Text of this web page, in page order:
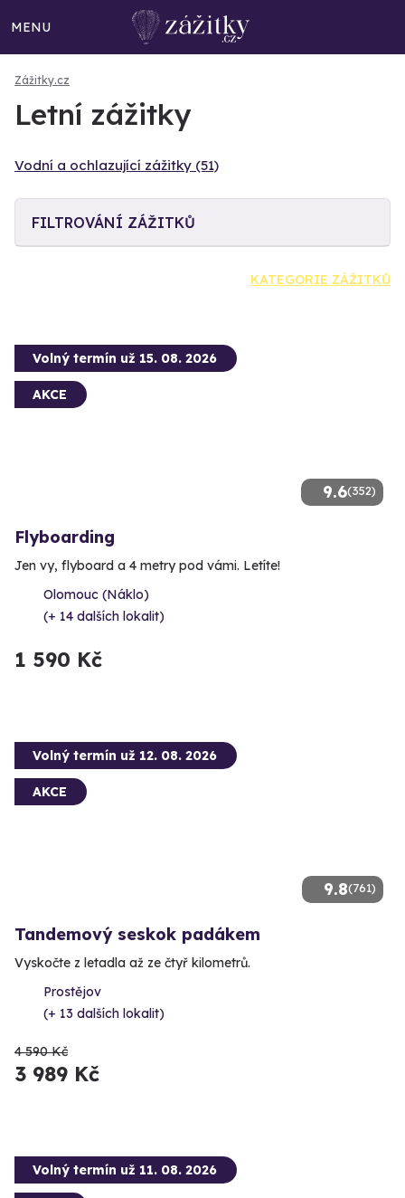
MENU
Zážitky.cz
Letní zážitky
Vodní a ochlazující zážitky (51)
FILTROVÁNÍ ZÁŽITKŮ
KATEGORIE ZÁŽITKŮ
9.6(352)
Volný termín už 15. 08. 2026
AKCE
Flyboarding
Jen vy, flyboard a 4 metry pod vámi. Letíte!
Olomouc (Náklo)
(+ 14 dalších lokalit)
1 590 Kč
9.8(761)
Volný termín už 12. 08. 2026
AKCE
Tandemový seskok padákem
Vyskočte z letadla až ze čtyř kilometrů.
Prostějov
(+ 13 dalších lokalit)
4 590 Kč
3 989 Kč
Volný termín už 11. 08. 2026